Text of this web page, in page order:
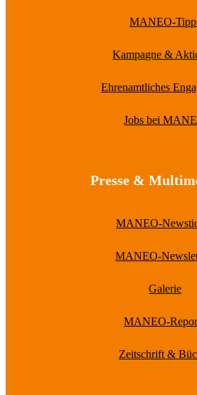
MANEO-
Kampagne &
Ehrenamtliches
Jobs bei
Presse &
MANEO-
MANEO-
Galerie
MANEO-
Zeitschrift &